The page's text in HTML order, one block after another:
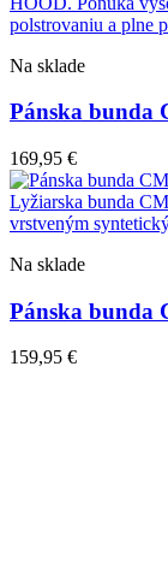
Na sklade
Pánska bunda
169,95 €
Na sklade
Pánska bunda
159,95 €